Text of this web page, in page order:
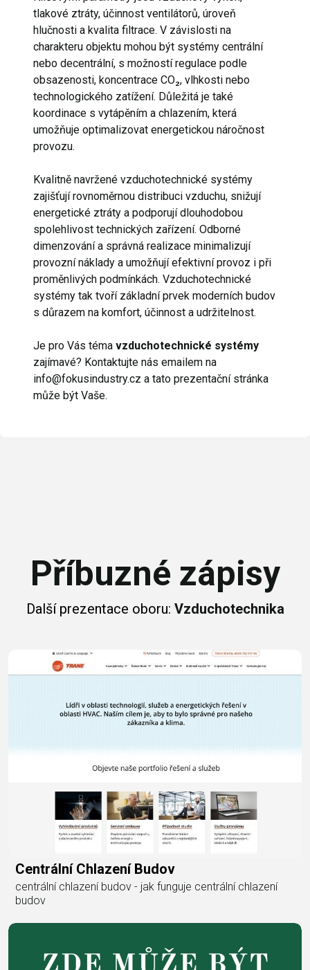
tlakové ztráty, účinnost ventilátorů, úroveň
hlučnosti a kvalita filtrace. V závislosti na
charakteru objektu mohou být systémy centrální
nebo decentrální, s možností regulace podle
obsazenosti, koncentrace CO₂, vlhkosti nebo
technologického zatížení. Důležitá je také
koordinace s vytápěním a chlazením, která
umožňuje optimalizovat energetickou náročnost
provozu.
Kvalitně navržené vzduchotechnické systémy
zajišťují rovnoměrnou distribuci vzduchu, snižují
energetické ztráty a podporují dlouhodobou
spolehlivost technických zařízení. Odborné
dimenzování a správná realizace minimalizují
provozní náklady a umožňují efektivní provoz i při
proměnlivých podmínkách. Vzduchotechnické
systémy tak tvoří základní prvek moderních budov
s důrazem na komfort, účinnost a udržitelnost.
Je pro Vás téma vzduchotechnické systémy
zajímavé? Kontaktujte nás emailem na
info@fokusindustry.cz a tato prezentační stránka
může být Vaše.
Příbuzné zápisy
Další prezentace oboru: Vzduchotechnika
Centrální Chlazení Budov
centrální chlazení budov - jak funguje centrální chlazení
budov